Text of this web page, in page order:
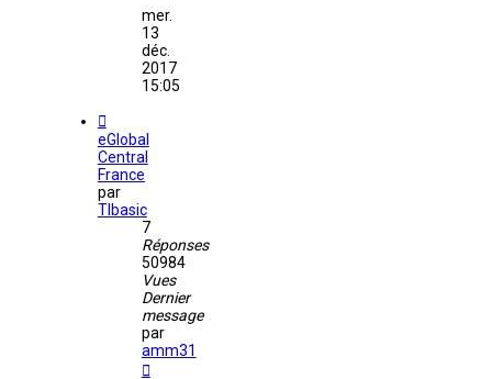
mer.
13
déc.
2017
15:05
eGlobal
Central
France
par
TIbasic
7
Réponses
50984
Vues
Dernier
message
par
amm31